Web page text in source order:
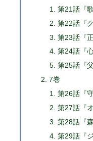
第21話『
第22話『
第23話『
第24話『
第25話『
7巻
第26話『
第27話『
第28話『
第29話『